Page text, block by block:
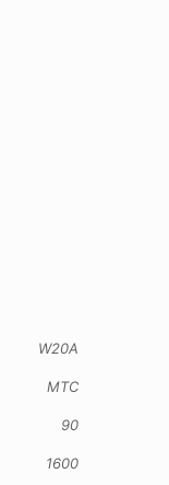
W20A
MTC
90
1600